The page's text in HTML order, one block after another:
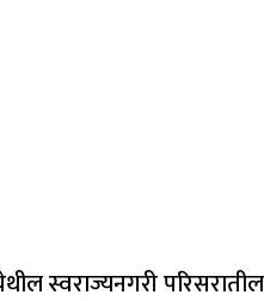
स्वराज्यनगरी